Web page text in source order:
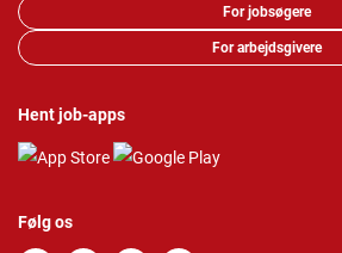
For jobsøgere
For arbejdsgivere
Hent job-apps
Følg os